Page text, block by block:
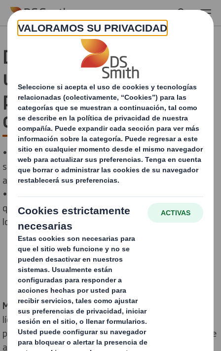
Skip to main content
DS Smith pone en marcha
un proyecto para fabricar
papel y packaging a partir
de algas
• De esta forma, la empresa líder en packaging
sostenible podría utilizar algas como fuente de fibra
alternativa a la madera.
• Asimismo, la compañía estudia ya la posibilidad de
que las algas contribuyan también a la eliminación de
los plásticos.
Madrid, 19 de agosto de 2021:DS Smith, la empresa
líder en packaging sostenible, ha puesto en marcha un
proyecto para analizar la posibilidad de utilizar fibras de
algas como materia prima para fabricar papel y